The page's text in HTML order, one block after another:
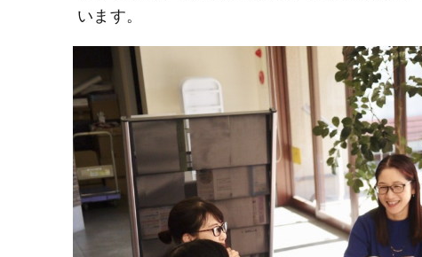
います。